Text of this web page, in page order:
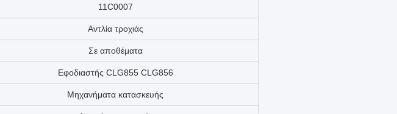
11C0007
Αντλία τροχιάς
Σε αποθέματα